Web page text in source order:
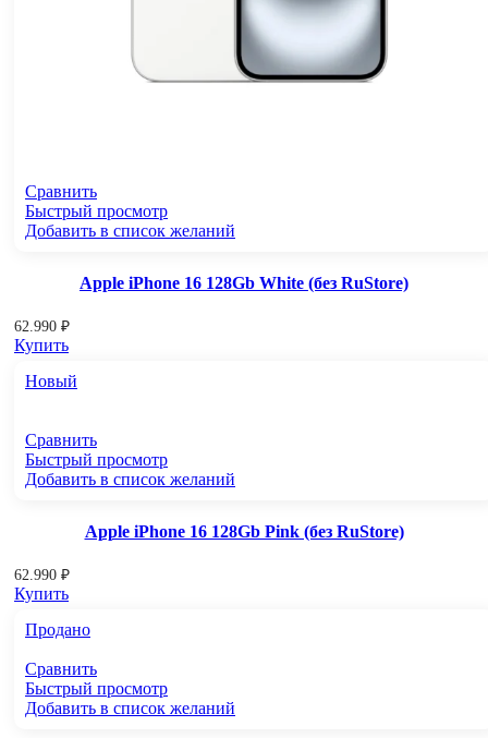
Сравнить
Быстрый просмотр
Добавить в список желаний
Apple iPhone 16 128Gb White (без RuStore)
62.990 ₽
Купить
Новый
Сравнить
Быстрый просмотр
Добавить в список желаний
Apple iPhone 16 128Gb Pink (без RuStore)
62.990 ₽
Купить
Продано
Сравнить
Быстрый просмотр
Добавить в список желаний